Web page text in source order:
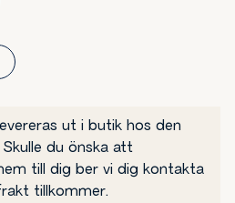
förbättrad vridstyvhet vid aktiv
den senaste Minarelli AM6
och den 6-växlade lådan får du
och andra viktiga funktioner
inte bara snabbt till målet, den
Välj den fetaste cross
komfort, design, färg och
ut i butik hos den
du önska att
till dig ber vi dig kontakta
tillkommer.